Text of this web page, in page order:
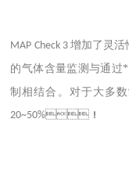
MAP Check 3 增加了灵活
的气体含量监测与通过
制相结合。对于大多
20~50%！